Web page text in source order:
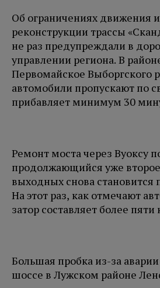
Об ограничениях движения
реконструкции трассы
не раз предупреждали в
управлении региона. В
Первомайское Выборгского
автомобили пропускают по
прибавляет минимум 30
Ремонт моста через Вуоксу
продолжающийся уже
выходных снова становится
На этот раз, как отмечают
затор составляет более
Большая пробка из-за
шоссе в Лужском районе